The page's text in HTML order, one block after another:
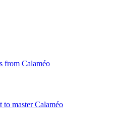
from Calaméo
to master Calaméo